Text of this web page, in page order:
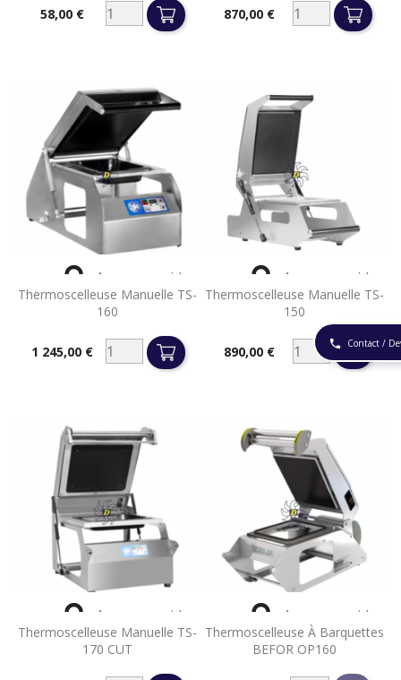
phone Contact /
Prix58,00 € Prix870,00 €
Thermoscelleuse Manuelle TS-
160
Prix1 245,00 €
 Aperçu rapide
Thermoscelleuse Manuelle TS-
150
Prix890,00 €
 Aperçu rapide
Thermoscelleuse Manuelle TS-
170 CUT
 Aperçu rapide
Thermoscelleuse À Barquettes
BEFOR OP160
 Aperçu rapide